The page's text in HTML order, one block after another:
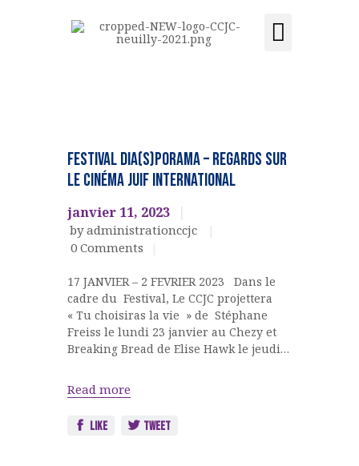
LE CENTRE
ÉVÉNEMENTS
LOCATION DE SALLE
CONTACT
ACQUISITION DU
CENTRE
DONS
EVENEMENTS
CULTURELS
FESTIVAL DIA(S)PORAMA – Regards sur
le cinéma Juif International
janvier 11, 2023
by administrationccjc
0 Comments
17 JANVIER – 2 FEVRIER 2023 Dans le
cadre du Festival, Le CCJC projettera
« Tu choisiras la vie » de Stéphane
Freiss le lundi 23 janvier au Chezy et
Breaking Bread de Elise Hawk le jeudi…
Read more
Like Tweet